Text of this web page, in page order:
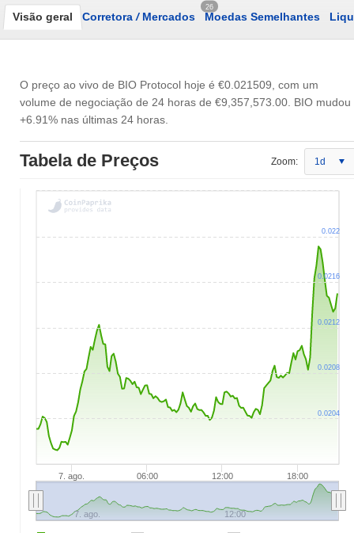
Visão geral Corretora /Mercados
26
Moedas Semelhantes
O preço ao vivo de BIO Protocol hoje é €0.021509 , com um
volume de negociação de 24 horas de €9,357,573.00 . BIO mudou
+6.91% nas últimas 24 horas.
Tabela de Preços Zoom: 1d
7. ago. 06:00 12:00 18:00
7. ago. 12:00
0.0204
0.0208
0.0212
0.0216
0.022
0.018
0.023